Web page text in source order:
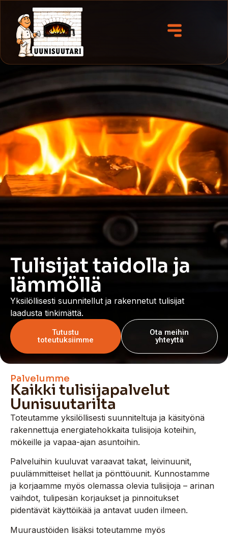
Tulisijat taidolla ja
lämmöllä
Yksilöllisesti suunnitellut ja rakennetut tulisijat
laadusta tinkimättä.
Tutustu
toteutuksiimme
Ota meihin
yhteyttä
Palvelumme
Kaikki tulisijapalvelut
Uunisuutarilta
Toteutamme yksilöllisesti suunniteltuja ja käsityönä
rakennettuja energiatehokkaita tulisijoja koteihin,
mökeille ja vapaa-ajan asuntoihin.
Palveluihin kuuluvat varaavat takat, leivinuunit,
puulämmitteiset hellat ja pönttöuunit. Kunnostamme
ja korjaamme myös olemassa olevia tulisijoja – arinan
vaihdot, tulipesän korjaukset ja pinnoitukset
pidentävät käyttöikää ja antavat uuden ilmeen.
Muuraustöiden lisäksi toteutamme myös